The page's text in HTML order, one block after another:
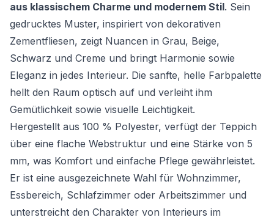
aus klassischem Charme und modernem Stil. Sein
gedrucktes Muster, inspiriert von dekorativen
Zementfliesen, zeigt Nuancen in Grau, Beige,
Schwarz und Creme und bringt Harmonie sowie
Eleganz in jedes Interieur. Die sanfte, helle Farbpalette
hellt den Raum optisch auf und verleiht ihm
Gemütlichkeit sowie visuelle Leichtigkeit.
Hergestellt aus 100 % Polyester, verfügt der Teppich
über eine flache Webstruktur und eine Stärke von 5
mm, was Komfort und einfache Pflege gewährleistet.
Er ist eine ausgezeichnete Wahl für Wohnzimmer,
Essbereich, Schlafzimmer oder Arbeitszimmer und
unterstreicht den Charakter von Interieurs im